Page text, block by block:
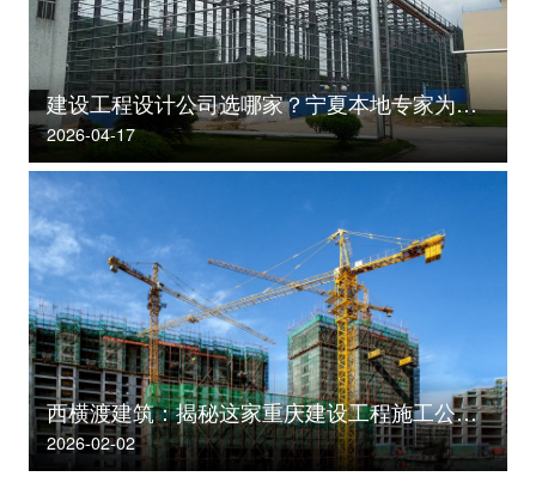
建设工程设计公司选哪家？宁夏本地专家为你揭秘
2026-04-17
西横渡建筑：揭秘这家重庆建设工程施工公司的核心竞争力
2026-02-02